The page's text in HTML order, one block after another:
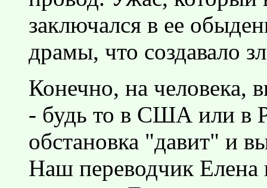
заключался в ее
драмы, что создавало
Конечно, на человека,
- будь то в США или в
обстановка "давит" и
Наш переводчик Елена